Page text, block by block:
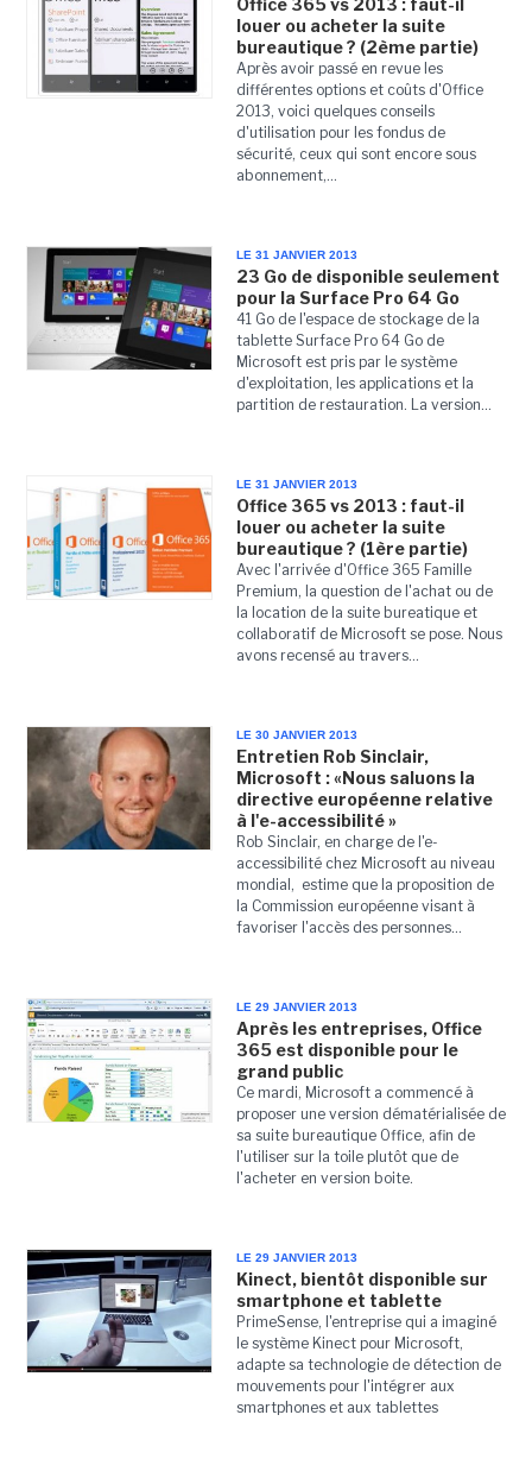
Office 365 vs 2013 : faut-il
louer ou acheter la suite
bureautique ? (2ème partie)
Après avoir passé en revue les
différentes options et coûts d'Office
2013, voici quelques conseils
d'utilisation pour les fondus de
sécurité, ceux qui sont encore sous
abonnement,...
LE 31 JANVIER 2013
23 Go de disponible seulement
pour la Surface Pro 64 Go
41 Go de l'espace de stockage de la
tablette Surface Pro 64 Go de
Microsoft est pris par le système
d'exploitation, les applications et la
partition de restauration. La version...
LE 31 JANVIER 2013
Office 365 vs 2013 : faut-il
louer ou acheter la suite
bureautique ? (1ère partie)
Avec l'arrivée d'Office 365 Famille
Premium, la question de l'achat ou de
la location de la suite bureatique et
collaboratif de Microsoft se pose. Nous
avons recensé au travers...
LE 30 JANVIER 2013
Entretien Rob Sinclair,
Microsoft : «Nous saluons la
directive européenne relative
à l'e-accessibilité »
Rob Sinclair, en charge de l'e-
accessibilité chez Microsoft au niveau
mondial, estime que la proposition de
la Commission européenne visant à
favoriser l'accès des personnes...
LE 29 JANVIER 2013
Après les entreprises, Office
365 est disponible pour le
grand public
Ce mardi, Microsoft a commencé à
proposer une version dématérialisée de
sa suite bureautique Office, afin de
l'utiliser sur la toile plutôt que de
l'acheter en version boite.
LE 29 JANVIER 2013
Kinect, bientôt disponible sur
smartphone et tablette
PrimeSense, l'entreprise qui a imaginé
le système Kinect pour Microsoft,
adapte sa technologie de détection de
mouvements pour l'intégrer aux
smartphones et aux tablettes